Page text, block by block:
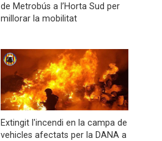
de Metrobús a l’Horta Sud per
millorar la mobilitat
Extingit l'incendi en la campa de
vehicles afectats per la DANA a